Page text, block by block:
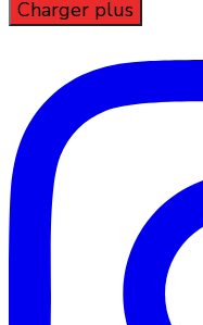
Charger plus